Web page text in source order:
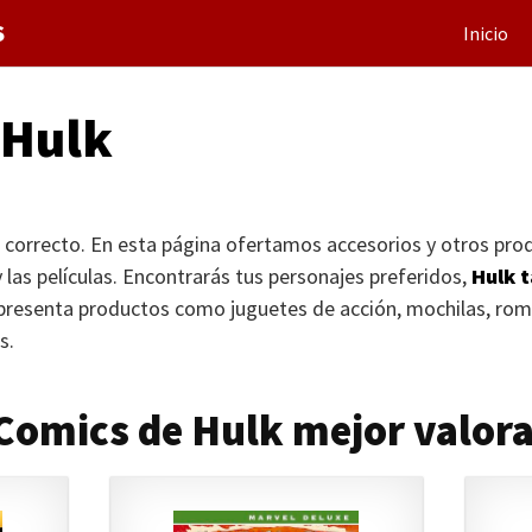
Inicio
En esta página ofertamos accesorios y otros
películas. Encontrarás tus personajes preferidos, Hulk
productos como juguetes de acción, mochilas,
de Hulk mejor